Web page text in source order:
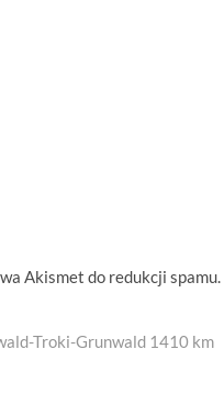
Akismet do redukcji spamu.
Troki-Grunwald 1410 km